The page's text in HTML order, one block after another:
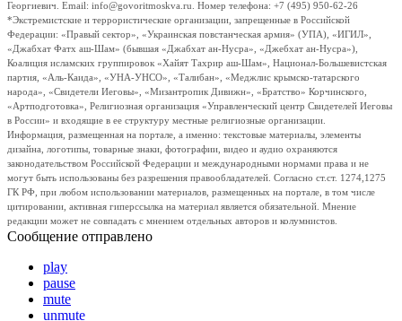
Георгиевич. Email: info@govoritmoskva.ru. Номер телефона: +7 (495) 950-62-26
*Экстремистские и террористические организации, запрещенные в Российской
Федерации: «Правый сектор», «Украинская повстанческая армия» (УПА), «ИГИЛ»,
«Джабхат Фатх аш-Шам» (бывшая «Джабхат ан-Нусра», «Джебхат ан-Нусра»),
Коалиция исламских группировок «Хайят Тахрир аш-Шам», Национал-Большевистская
партия, «Аль-Каида», «УНА-УНСО», «Талибан», «Меджлис крымско-татарского
народа», «Свидетели Иеговы», «Мизантропик Дивижн», «Братство» Корчинского,
«Артподготовка», Религиозная организация «Управленческий центр Свидетелей Иеговы
в России» и входящие в ее структуру местные религиозные организации.
Информация, размещенная на портале, а именно: текстовые материалы, элементы
дизайна, логотипы, товарные знаки, фотографии, видео и аудио охраняются
законодательством Российской Федерации и международными нормами права и не
могут быть использованы без разрешения правообладателей. Согласно ст.ст. 1274,1275
ГК РФ, при любом использовании материалов, размещенных на портале, в том числе
цитировании, активная гиперссылка на материал является обязательной. Мнение
редакции может не совпадать с мнением отдельных авторов и колумнистов.
Сообщение отправлено
play
pause
mute
unmute